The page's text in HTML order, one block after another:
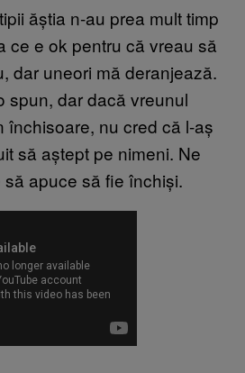
ăștia n-au prea mult timp
ce e ok pentru că vreau să
dar uneori mă deranjează.
spun, dar dacă vreunul
închisoare, nu cred că l-aș
să aștept pe nimeni. Ne
apuce să fie închiși.